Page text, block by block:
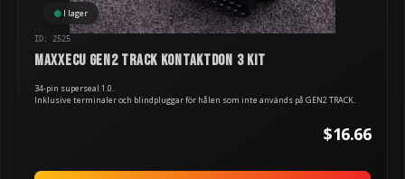
I lager
ID: 2525
MaxxECU GEN2 TRACK kontaktdon 3 kit
34-pin superseal 1.0.
Inklusive terminaler och blindpluggar för hålen som inte används på GEN2 TRACK.
$16.66